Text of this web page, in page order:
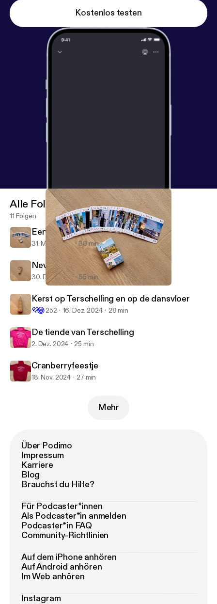
Kostenlos testen
De Terschelling Podcast
Alle Folgen
11 Folgen
Een Terschellinger toegift
31. März 2025 30 min
Nevenactiviteiten
30. Dez. 2024 55 min
Kerst op Terschelling en op de dansvloer
💜😂252 16. Dez. 2024 28 min
De tiende van Terschelling
2. Dez. 2024 25 min
Cranberryfeestje
18. Nov. 2024 27 min
Mehr
Über Podimo
Impressum
Karriere
Blog
Brauchst du Hilfe?
Für Podcaster*innen
Als Podcaster*in anmelden
Podcaster*in FAQ
Community-Richtlinien
Auf dem iPhone anhören
Auf Android anhören
Im Web anhören
Instagram